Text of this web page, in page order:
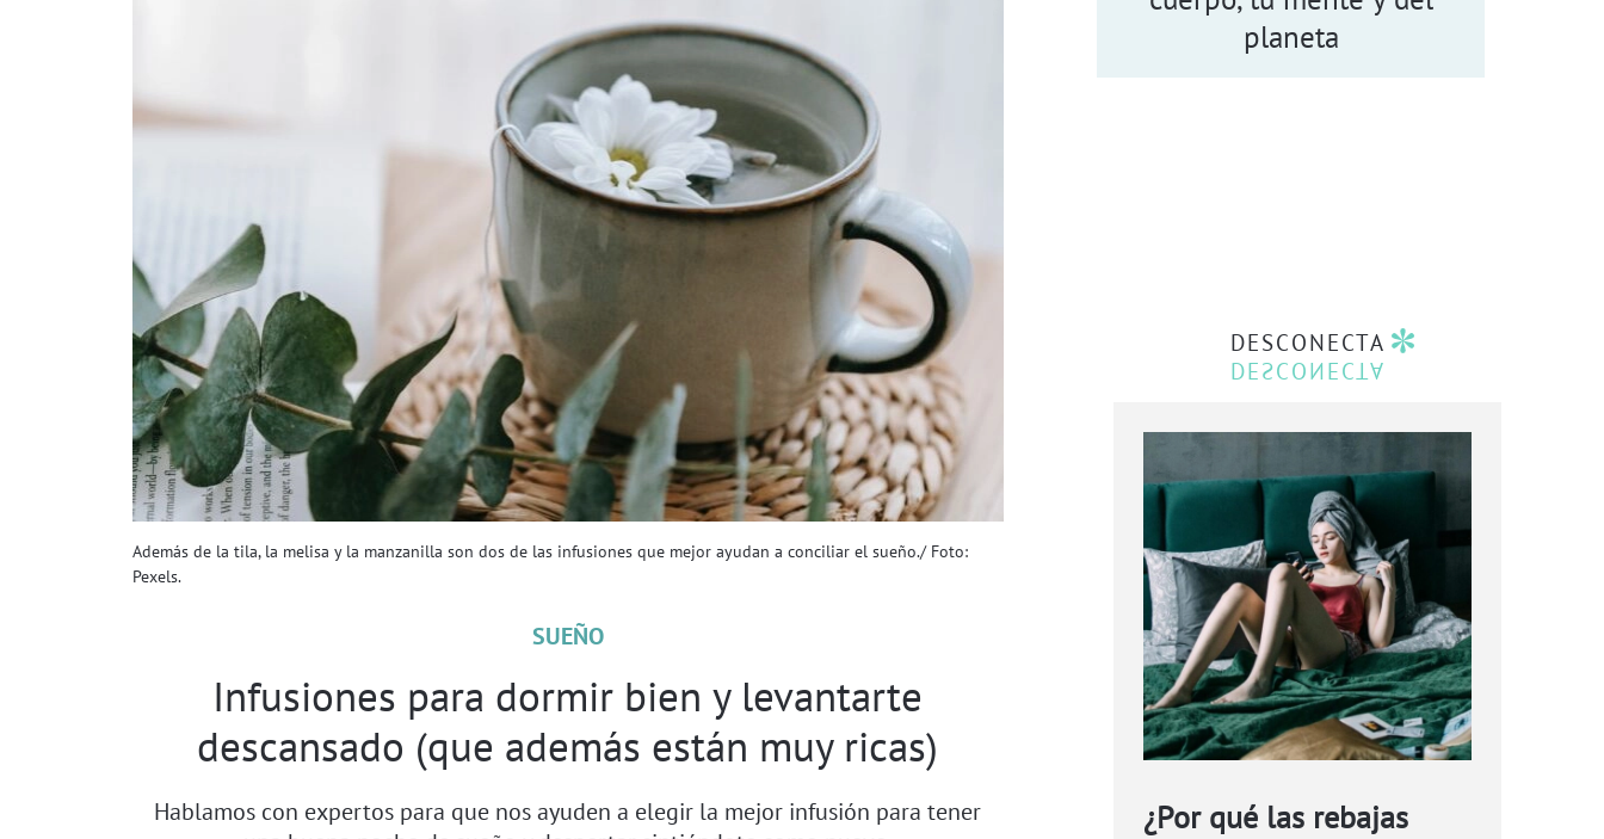
Además de la tila, la melisa y la manzanilla son dos de las infusiones que mejor ayudan a conciliar el sueño./ Foto:
Pexels.
SUEÑO
Infusiones para dormir bien y levantarte
descansado (que además están muy ricas)
Hablamos con expertos para que nos ayuden a elegir la mejor infusión para tener
planeta
DESCONECTA
¿Por qué las rebajas